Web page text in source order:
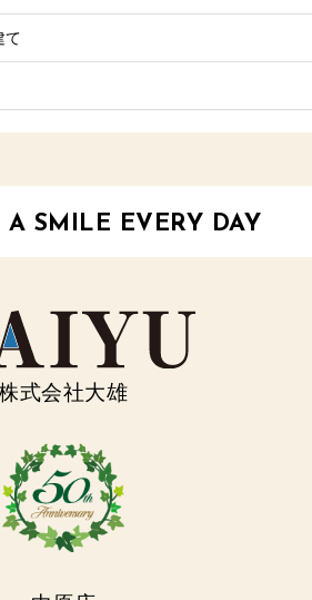
て
SMILE EVERY DAY
式会社大雄